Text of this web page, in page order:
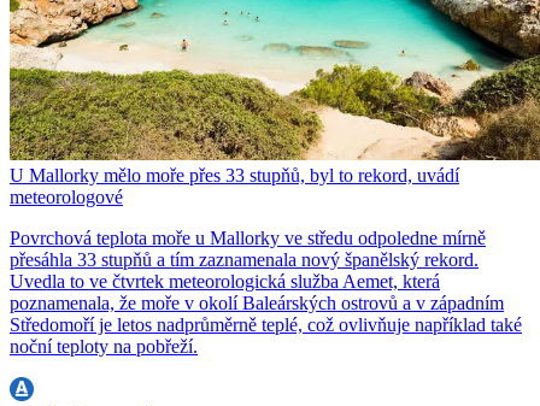
U Mallorky mělo moře přes 33 stupňů, byl to rekord, uvádí
meteorologové
Povrchová teplota moře u Mallorky ve středu odpoledne mírně
přesáhla 33 stupňů a tím zaznamenala nový španělský rekord.
Uvedla to ve čtvrtek meteorologická služba Aemet, která
poznamenala, že moře v okolí Baleárských ostrovů a v západním
Středomoří je letos nadprůměrně teplé, což ovlivňuje například také
noční teploty na pobřeží.